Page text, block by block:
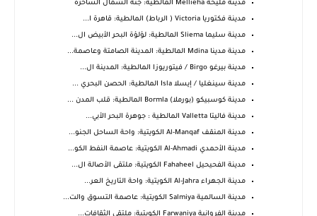
مدينة مليحة Mellieħa المالطية: جنة الشمال الساحرة
مدينة فكتوريا Victoria ( الرباط) المالطية: قاهرة ا...
مدينة سليما Sliema المالطية: لؤلؤة البحر الأبيض ال...
مدينة مدينا Mdina المالطية: المدينة الصامتة وعاصمة...
مدينة بيرغو Birgo / فيتوريوزا المالطية: المدينة ال...
مدينة سينغليا / إيسلا Isla المالطية: الحصن البحري ...
مدينة كوسبيكو (بورملا) Bormla المالطية: قلب المدن ...
مدينة فاليتا Valletta المالطية : جوهرة البحر الأبي...
مدينة المنقف Al-Manqaf الكويتية: واحة الساحل الجنو...
مدينة الأحمدي Al-Ahmadi الكويتية: عاصمة النفط الكو...
مدينة الفحيحيل Fahaheel الكويتية: ملتقى الأصالة ال...
مدينة الجهراء Al-Jahra الكويتية: واحة التاريخ العر...
مدينة السالمية Salmiya الكويتية: عاصمة التسوق والت...
مدينة الفروانية Farwaniya الكويتية: ملتقى الثقافات...